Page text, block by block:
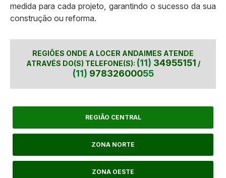
medida para cada projeto, garantindo o sucesso da sua
construção ou reforma.
REGIÕES ONDE A LOCER ANDAIMES ATENDE
ATRAVÉS DO(S) TELEFONE(S): (11) 34955151 /
(11) 97832600055
REGIÃO CENTRAL
ZONA NORTE
ZONA OESTE